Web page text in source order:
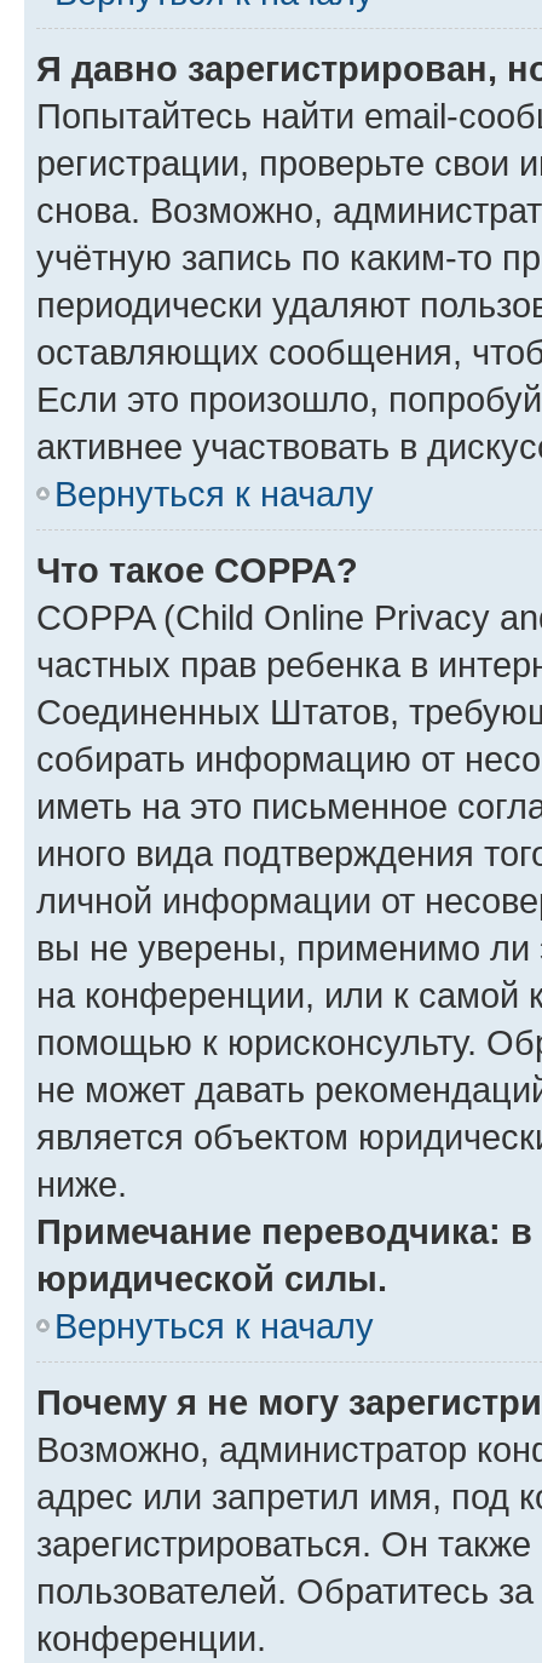
Я давно зарегистрирован,
Попытайтесь найти email-
регистрации, проверьте свои
снова. Возможно,
учётную запись по каким-то
периодически удаляют
оставляющих сообщения,
Если это произошло,
активнее участвовать в
Вернуться к началу
Что такое COPPA?
COPPA (Child Online Privacy
частных прав ребенка в
Соединенных Штатов,
собирать информацию от
иметь на это письменное
иного вида подтверждения
личной информации от
вы не уверены, применимо ли
на конференции, или к самой
помощью к юрисконсульту.
не может давать
является объектом
ниже.
Примечание переводчика:
юридической силы.
Вернуться к началу
Почему я не могу
Возможно, администратор
адрес или запретил имя, под
зарегистрироваться. Он
пользователей. Обратитесь
конференции.